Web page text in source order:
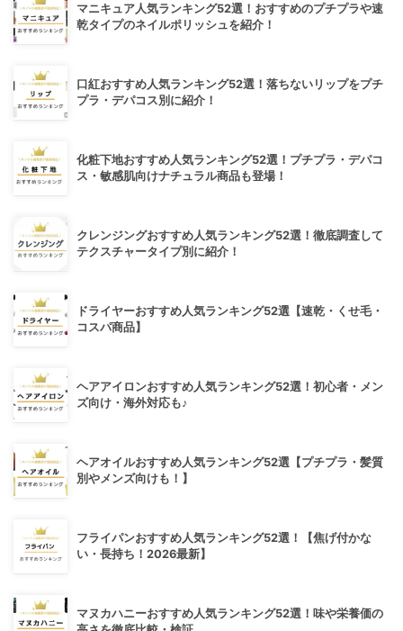
マニキュア人気ランキング52選！おすすめのプチプラや速
乾タイプのネイルポリッシュを紹介！
口紅おすすめ人気ランキング52選！落ちないリップをプチ
プラ・デパコス別に紹介！
化粧下地おすすめ人気ランキング52選！プチプラ・デパコ
ス・敏感肌向けナチュラル商品も登場！
クレンジングおすすめ人気ランキング52選！徹底調査して
テクスチャータイプ別に紹介！
ドライヤーおすすめ人気ランキング52選【速乾・くせ毛・
コスパ商品】
ヘアアイロンおすすめ人気ランキング52選！初心者・メン
ズ向け・海外対応も♪
ヘアオイルおすすめ人気ランキング52選【プチプラ・髪質
別やメンズ向けも！】
フライパンおすすめ人気ランキング52選！【焦げ付かな
い・長持ち！2026最新】
マヌカハニーおすすめ人気ランキング52選！味や栄養価の